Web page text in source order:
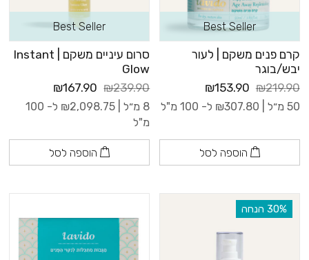
Best Seller
קרם פנים משקם | לעור
יבש/בוגר
₪219.90
₪153.90
50 מ״ל | ₪307.80 ל- 100 מ"ל
הוספה לסל
Best Seller
סרום עיניים משקם | Instant
Glow
₪239.90
₪167.90
8 מ״ל | ₪2,098.75
ל- 100
מ"ל
הוספה לסל
‫30% הנחה